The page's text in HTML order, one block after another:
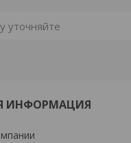
уточняйте
ИНФОРМАЦИЯ